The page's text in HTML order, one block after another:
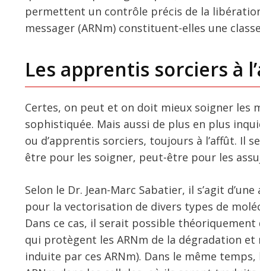
permettent un contrôle précis de la
messager (ARNm) constituent-elles une
Les apprentis sorciers à
Certes, on peut et on doit mieux soigner les
sophistiquée. Mais aussi de plus en plus
ou d’apprentis sorciers, toujours à l’affût. Il
être pour les soigner, peut-être pour les
Selon le Dr. Jean-Marc Sabatier, il s’agit
pour la vectorisation de divers types de
Dans ce cas, il serait possible
qui protègent les ARNm de la dégradation
induite par ces ARNm). Dans le même